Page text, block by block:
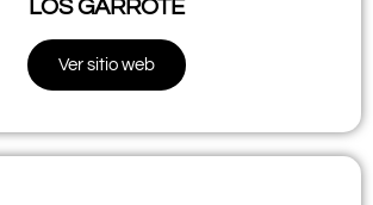
LOS GARROTE
Ver sitio web